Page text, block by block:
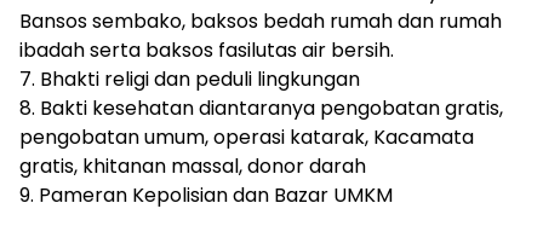
Bansos sembako, baksos bedah rumah dan rumah
ibadah serta baksos fasilutas air bersih.
7. Bhakti religi dan peduli lingkungan
8. Bakti kesehatan diantaranya pengobatan gratis,
pengobatan umum, operasi katarak, Kacamata
gratis, khitanan massal, donor darah
9. Pameran Kepolisian dan Bazar UMKM